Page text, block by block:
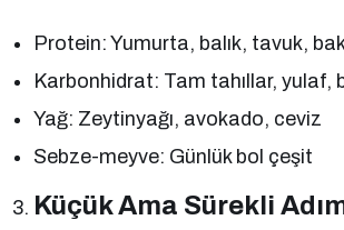
Protein: Yumurta, balık, tavuk,
Karbonhidrat: Tam tahıllar, yulaf,
Yağ: Zeytinyağı, avokado, ceviz
Sebze-meyve: Günlük bol çeşit
Küçük Ama Sürekli